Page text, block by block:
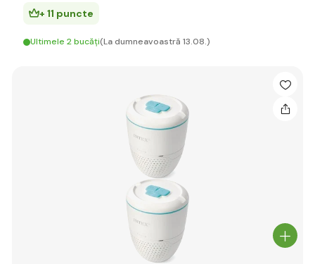
+ 11 puncte
Ultimele 2 bucăți(La dumneavoastră 13.08.)